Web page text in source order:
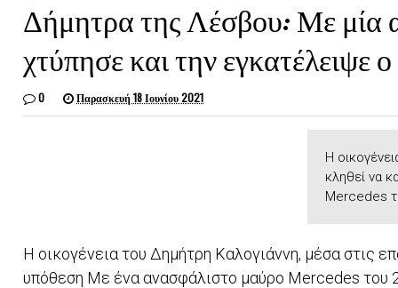
Δήμητρα της Λέσβου: Με μία
χτύπησε και την εγκατέλειψε
0 Παρασκευή 18 Ιουνίου 2021
Η
κληθεί να
Mercedes
Η οικογένεια του Δημήτρη Καλογιάννη, μέσα στις
υπόθεση Με ένα ανασφάλιστο μαύρο Mercedes του